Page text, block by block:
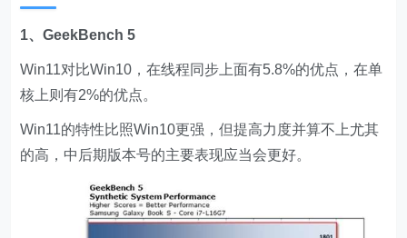
1、GeekBench 5
Win11对比Win10，在线程同步上面有5.8%的优点，在单
核上则有2%的优点。
Win11的特性比照Win10更强，但提高力度并算不上尤其
的高，中后期版本号的主要表现应当会更好。